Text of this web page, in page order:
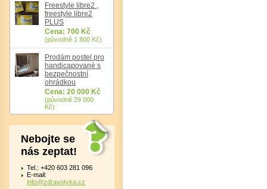
Freestyle libre2 ,
freestyle libre2
PLUS
Cena: 700 Kč
(původně 1 800 Kč)
Prodám postel pro
handicapované s
bezpečnostní
ohrádkou
Cena: 20 000 Kč
(původně 29 000
Kč)
Nebojte se
nás zeptat!
Tel.: +420 603 281 096
E-mail:
info@zdravotyka.cz